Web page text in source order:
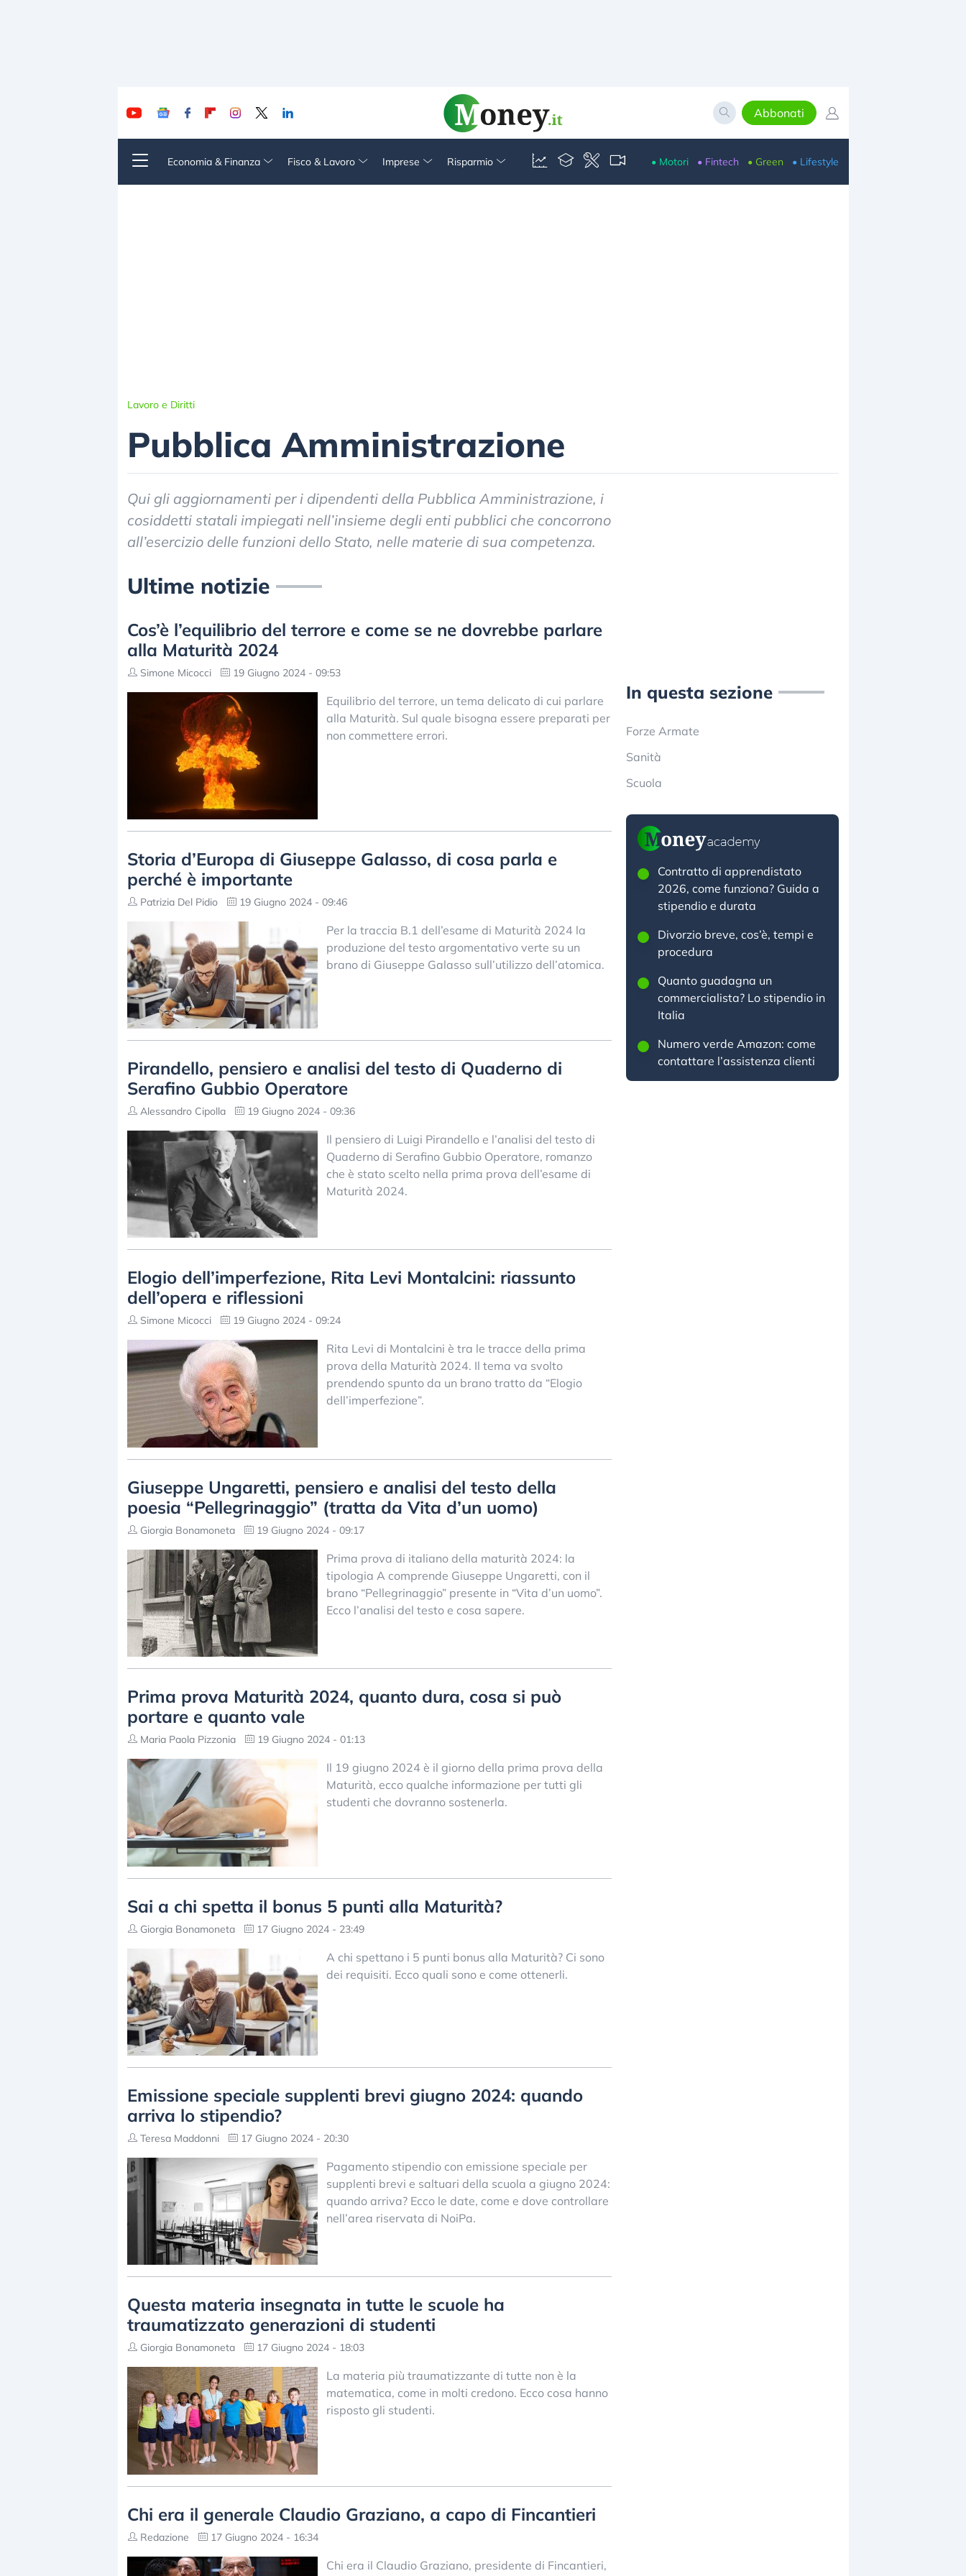
Abbonati
Economia & Finanza Fisco & Lavoro Imprese Risparmio • Motori • Fintech • Green • Lifestyle
Lavoro e Diritti
Pubblica Amministrazione
Qui gli aggiornamenti per i dipendenti della Pubblica Amministrazione, i
cosiddetti statali impiegati nell’insieme degli enti pubblici che concorrono
all’esercizio delle funzioni dello Stato, nelle materie di sua competenza.
Ultime notizie
Cos’è l’equilibrio del terrore e come se ne dovrebbe parlare
alla Maturità 2024
Simone Micocci 19 Giugno 2024 - 09:53
Equilibrio del terrore, un tema delicato di cui parlare
alla Maturità. Sul quale bisogna essere preparati per
non commettere errori.
Storia d’Europa di Giuseppe Galasso, di cosa parla e
perché è importante
Patrizia Del Pidio 19 Giugno 2024 - 09:46
Per la traccia B.1 dell’esame di Maturità 2024 la
produzione del testo argomentativo verte su un
brano di Giuseppe Galasso sull’utilizzo dell’atomica.
Pirandello, pensiero e analisi del testo di Quaderno di
Serafino Gubbio Operatore
Alessandro Cipolla 19 Giugno 2024 - 09:36
Il pensiero di Luigi Pirandello e l’analisi del testo di
Quaderno di Serafino Gubbio Operatore, romanzo
che è stato scelto nella prima prova dell’esame di
Maturità 2024.
Elogio dell’imperfezione, Rita Levi Montalcini: riassunto
dell’opera e riflessioni
Simone Micocci 19 Giugno 2024 - 09:24
Rita Levi di Montalcini è tra le tracce della prima
prova della Maturità 2024. Il tema va svolto
prendendo spunto da un brano tratto da “Elogio
dell’imperfezione”.
Giuseppe Ungaretti, pensiero e analisi del testo della
poesia “Pellegrinaggio” (tratta da Vita d’un uomo)
Giorgia Bonamoneta 19 Giugno 2024 - 09:17
Prima prova di italiano della maturità 2024: la
tipologia A comprende Giuseppe Ungaretti, con il
brano “Pellegrinaggio” presente in “Vita d’un uomo”.
Ecco l’analisi del testo e cosa sapere.
Prima prova Maturità 2024, quanto dura, cosa si può
portare e quanto vale
Maria Paola Pizzonia 19 Giugno 2024 - 01:13
Il 19 giugno 2024 è il giorno della prima prova della
Maturità, ecco qualche informazione per tutti gli
studenti che dovranno sostenerla.
Sai a chi spetta il bonus 5 punti alla Maturità?
Giorgia Bonamoneta 17 Giugno 2024 - 23:49
A chi spettano i 5 punti bonus alla Maturità? Ci sono
dei requisiti. Ecco quali sono e come ottenerli.
Emissione speciale supplenti brevi giugno 2024: quando
arriva lo stipendio?
Teresa Maddonni 17 Giugno 2024 - 20:30
Pagamento stipendio con emissione speciale per
supplenti brevi e saltuari della scuola a giugno 2024:
quando arriva? Ecco le date, come e dove controllare
nell’area riservata di NoiPa.
Questa materia insegnata in tutte le scuole ha
traumatizzato generazioni di studenti
Giorgia Bonamoneta 17 Giugno 2024 - 18:03
La materia più traumatizzante di tutte non è la
matematica, come in molti credono. Ecco cosa hanno
risposto gli studenti.
Chi era il generale Claudio Graziano, a capo di Fincantieri
Redazione 17 Giugno 2024 - 16:34
Chi era il Claudio Graziano, presidente di Fincantieri,
In questa sezione
Forze Armate
Sanità
Scuola
Contratto di apprendistato
2026, come funziona? Guida a
stipendio e durata
Divorzio breve, cos’è, tempi e
procedura
Quanto guadagna un
commercialista? Lo stipendio in
Italia
Numero verde Amazon: come
contattare l’assistenza clienti